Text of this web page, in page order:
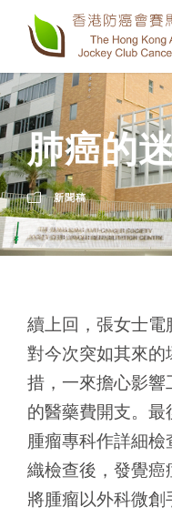
肺癌的
新聞稿
續上回，張女士電
對今次突如其來的
措，一來擔心影響
的醫藥費開支。
腫瘤專科作詳細
織檢查後，發覺癌
將腫瘤以外科微創